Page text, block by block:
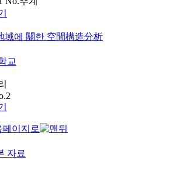
域에 關한 空間構造分析
교
자료